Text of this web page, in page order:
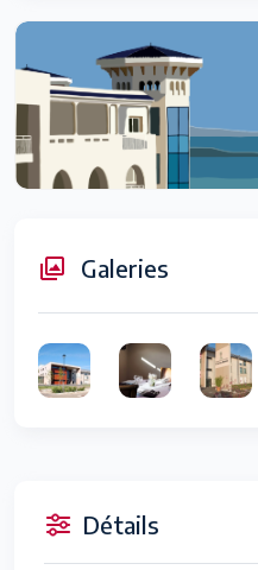
Galeries
Détails